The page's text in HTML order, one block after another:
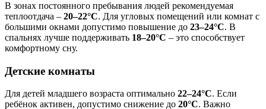
В зонах постоянного пребывания людей рекомендуемая
теплоотдача – 20–22°C. Для угловых помещений или комнат с
большими окнами допустимо повышение до 23–24°C. В
спальнях лучше поддерживать 18–20°C – это способствует
комфортному сну.
Детские комнаты
Для детей младшего возраста оптимально 22–24°C. Если
ребёнок активен, допустимо снижение до 20°C. Важно